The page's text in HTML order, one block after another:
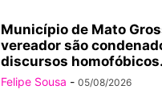
Município de Mato
vereador são
discursos
Felipe Sousa - 05/08/2026